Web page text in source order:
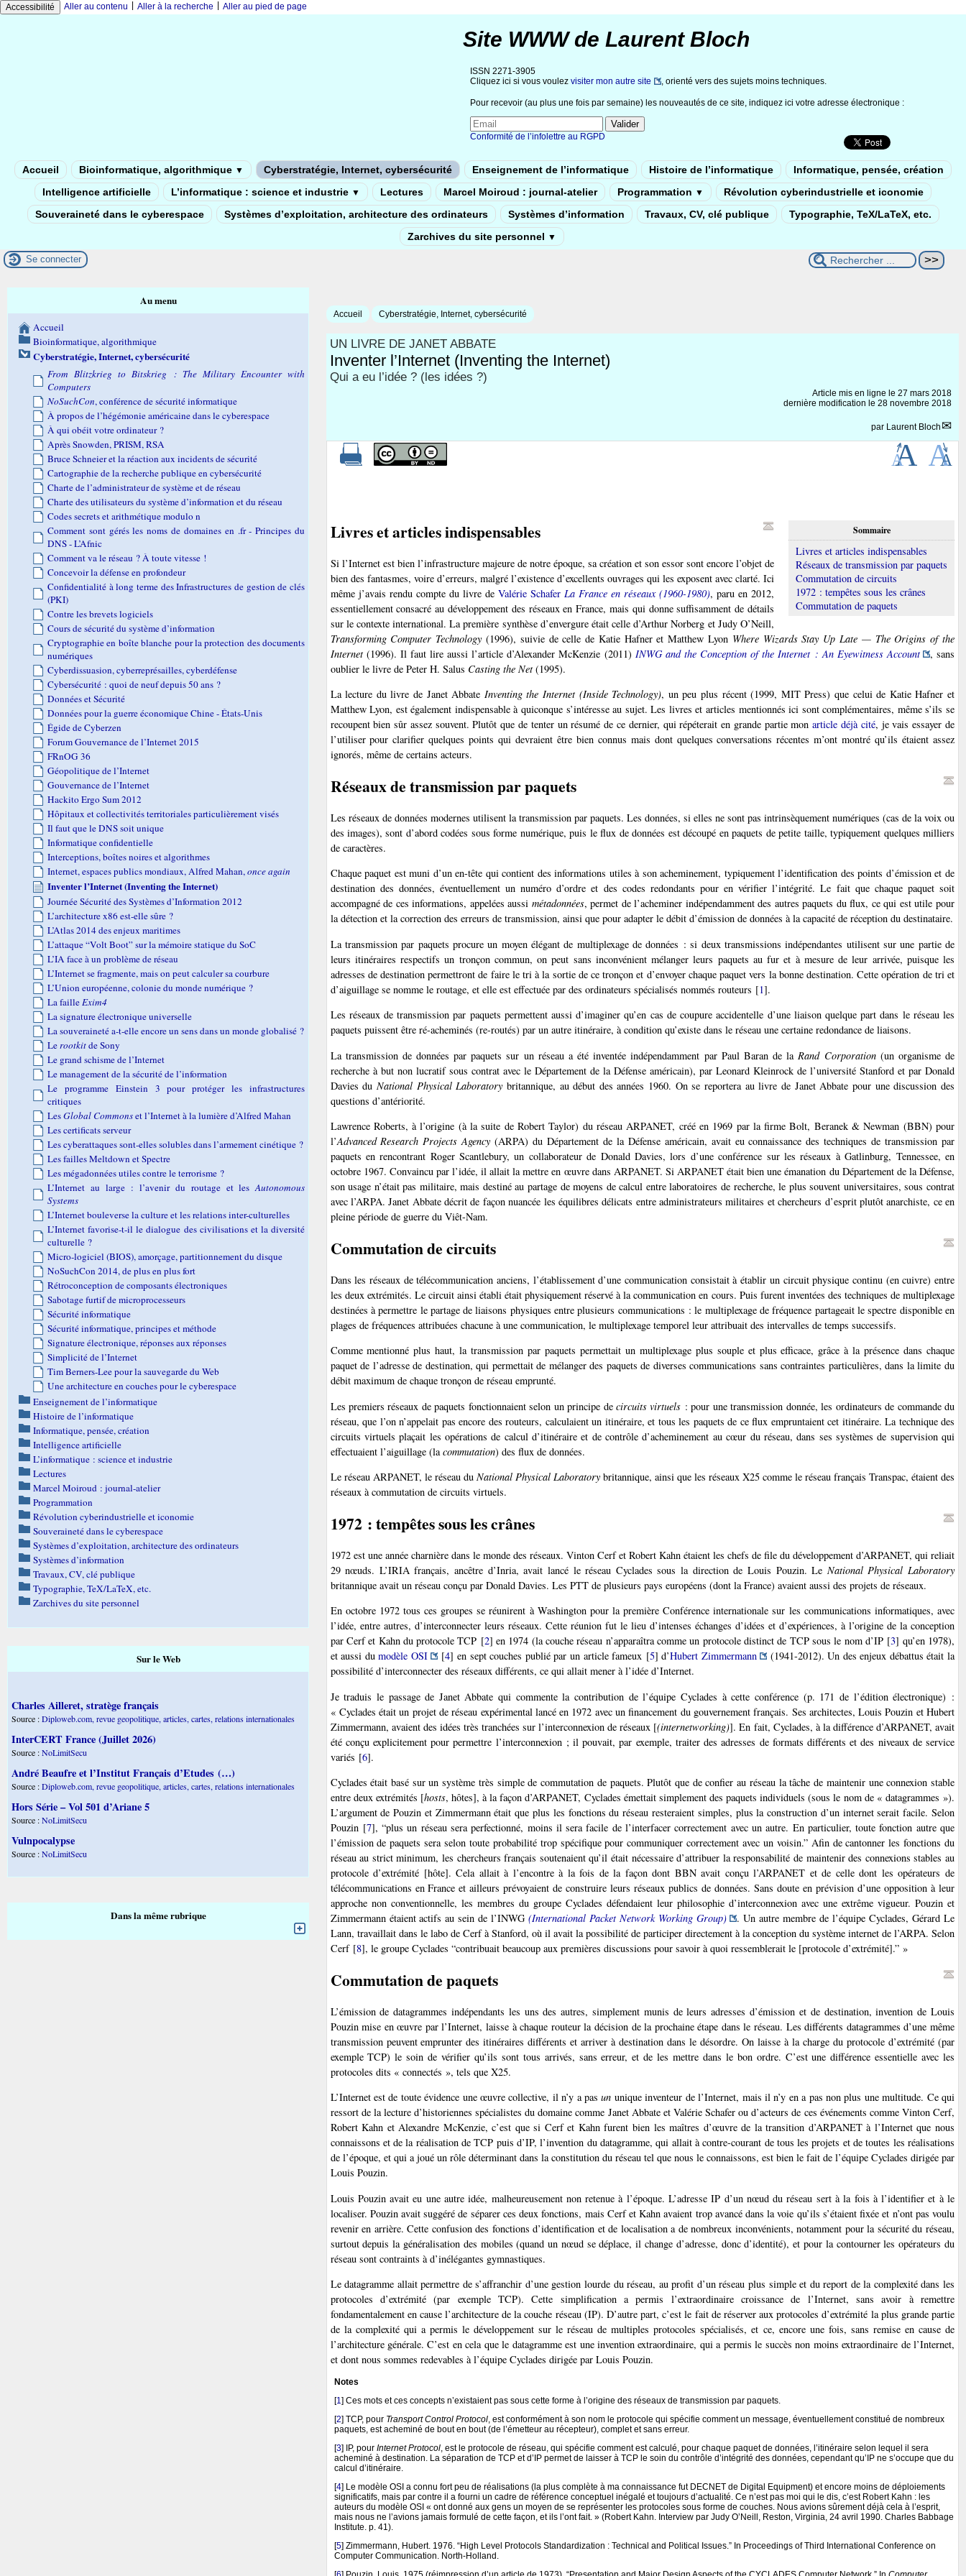
Accessibilité Aller au contenu Aller à la recherche Aller au pied de page
Site WWW de Laurent Bloch
ISSN 2271-3905
Cliquez ici si vous voulez visiter mon autre site , orienté vers des sujets moins techniques.
Pour recevoir (au plus une fois par semaine) les nouveautés de ce site, indiquez ici votre adresse électronique :
Conformité de l’infolettre au RGPD
Accueil Bioinformatique, algorithmique ▼ Cyberstratégie, Internet, cybersécurité Enseignement de l’informatique Histoire de l’informatique
Informatique, pensée, création
Intelligence artificielle
L’informatique : science et industrie ▼ Lectures Marcel Moiroud : journal-atelier Programmation ▼
Révolution cyberindustrielle et iconomie
Souveraineté dans le cyberespace
Systèmes d’exploitation, architecture des ordinateurs Systèmes d’information Travaux, CV, clé publique
Typographie, TeX/LaTeX, etc.
Zarchives du site personnel ▼
Se connecter
Accueil Cyberstratégie, Internet, cybersécurité
UN LIVRE DE JANET ABBATE
Inventer l’Internet (Inventing the Internet)
Qui a eu l’idée ? (les idées ?)
Article mis en ligne le 27 mars 2018
dernière modification le 28 novembre 2018
par Laurent Bloch
Sommaire
Livres et articles indispensables
Réseaux de transmission par paquets
Commutation de circuits
1972 : tempêtes sous les crânes
Commutation de paquets
Livres et articles indispensables
Si l’Internet est bien l’infrastructure majeure de notre époque, sa création et son essor sont encore l’objet de
bien des fantasmes, voire d’erreurs, malgré l’existence d’excellents ouvrages qui les exposent avec clarté. Ici
même j’avais rendu compte du livre de Valérie Schafer La France en réseaux (1960-1980), paru en 2012,
essentiellement consacré au développement des réseaux en France, mais qui donne suffisamment de détails
sur le contexte international. La première synthèse d’envergure était celle d’Arthur Norberg et Judy O’Neill,
Transforming Computer Technology (1996), suivie de celle de Katie Hafner et Matthew Lyon Where Wizards Stay Up Late — The Origins of the
Internet(1996). Il faut lire aussi l’article d’Alexander McKenzie (2011) INWG and the Conception of the Internet : An Eyewitness Account
, sans
oublier le livre de Peter H. Salus Casting the Net(1995).
La lecture du livre de Janet Abbate Inventing the Internet (Inside Technology), un peu plus récent (1999, MIT Press) que celui de Katie Hafner et
Matthew Lyon, est également indispensable à quiconque s’intéresse au sujet. Les livres et articles mentionnés ici sont complémentaires, même s’ils se
recoupent bien sûr assez souvent. Plutôt que de tenter un résumé de ce dernier, qui répéterait en grande partie monarticle déjà cité, je vais essayer de
l’utiliser pour clarifier quelques points qui devraient être bien connus mais dont quelques conversations récentes m’ont montré qu’ils étaient assez
ignorés, même de certains acteurs.
Réseaux de transmission par paquets
Les réseaux de données modernes utilisent la transmission par paquets. Les données, si elles ne sont pas intrinsèquement numériques (cas de la voix ou
des images), sont d’abord codées sous forme numérique, puis le flux de données est découpé en paquets de petite taille, typiquement quelques milliers
de caractères.
Chaque paquet est muni d’un en-tête qui contient des informations utiles à son acheminement, typiquement l’identification des points d’émission et de
destination des données, éventuellement un numéro d’ordre et des codes redondants pour en vérifier l’intégrité. Le fait que chaque paquet soit
accompagné de ces informations, appelées aussi métadonnées, permet de l’acheminer indépendamment des autres paquets du flux, ce qui est utile pour
la détection et la correction des erreurs de transmission, ainsi que pour adapter le débit d’émission de données à la capacité de réception du destinataire.
La transmission par paquets procure un moyen élégant de multiplexage de données : si deux transmissions indépendantes utilisent sur une partie de
leurs itinéraires respectifs un tronçon commun, on peut sans inconvénient mélanger leurs paquets au fur et à mesure de leur arrivée, puisque les
adresses de destination permettront de faire le tri à la sortie de ce tronçon et d’envoyer chaque paquet vers la bonne destination. Cette opération de tri et
d’aiguillage se nomme le routage, et elle est effectuée par des ordinateurs spécialisés nommés routeurs [1].
Les réseaux de transmission par paquets permettent aussi d’imaginer qu’en cas de coupure accidentelle d’une liaison quelque part dans le réseau les
paquets puissent être ré-acheminés (re-routés) par un autre itinéraire, à condition qu’existe dans le réseau une certaine redondance de liaisons.
La transmission de données par paquets sur un réseau a été inventée indépendamment par Paul Baran de la Rand Corporation(un organisme de
recherche à but non lucratif sous contrat avec le Département de la Défense américain), par Leonard Kleinrock de l’université Stanford et par Donald
Davies du National Physical Laboratory britannique, au début des années 1960. On se reportera au livre de Janet Abbate pour une discussion des
questions d’antériorité.
Lawrence Roberts, à l’origine (à la suite de Robert Taylor) du réseau ARPANET, créé en 1969 par la firme Bolt, Beranek & Newman (BBN) pour
l’Advanced Research Projects Agency (ARPA) du Département de la Défense américain, avait eu connaissance des techniques de transmission par
paquets en rencontrant Roger Scantlebury, un collaborateur de Donald Davies, lors d’une conférence sur les réseaux à Gatlinburg, Tennessee, en
octobre 1967. Convaincu par l’idée, il allait la mettre en œuvre dans ARPANET. Si ARPANET était bien une émanation du Département de la Défense,
son usage n’était pas militaire, mais destiné au partage de moyens de calcul entre laboratoires de recherche, le plus souvent universitaires, sous contrat
avec l’ARPA. Janet Abbate décrit de façon nuancée les équilibres délicats entre administrateurs militaires et chercheurs d’esprit plutôt anarchiste, ce en
pleine période de guerre du Viêt-Nam.
Commutation de circuits
Dans les réseaux de télécommunication anciens, l’établissement d’une communication consistait à établir un circuit physique continu (en cuivre) entre
les deux extrémités. Le circuit ainsi établi était physiquement réservé à la communication en cours. Puis furent inventées des techniques de multiplexage
destinées à permettre le partage de liaisons physiques entre plusieurs communications : le multiplexage de fréquence partageait le spectre disponible en
plages de fréquences attribuées chacune à une communication, le multiplexage temporel leur attribuait des intervalles de temps successifs.
Comme mentionné plus haut, la transmission par paquets permettait un multiplexage plus souple et plus efficace, grâce à la présence dans chaque
paquet de l’adresse de destination, qui permettait de mélanger des paquets de diverses communications sans contraintes particulières, dans la limite du
débit maximum de chaque tronçon de réseau emprunté.
Les premiers réseaux de paquets fonctionnaient selon un principe decircuits virtuels : pour une transmission donnée, les ordinateurs de commande du
réseau, que l’on n’appelait pas encore des routeurs, calculaient un itinéraire, et tous les paquets de ce flux empruntaient cet itinéraire. La technique des
circuits virtuels plaçait les opérations de calcul d’itinéraire et de contrôle d’acheminement au cœur du réseau, dans ses systèmes de supervision qui
effectuaient l’aiguillage (la commutation) des flux de données.
Le réseau ARPANET, le réseau du National Physical Laboratorybritannique, ainsi que les réseaux X25 comme le réseau français Transpac, étaient des
réseaux à commutation de circuits virtuels.
1972 : tempêtes sous les crânes
1972 est une année charnière dans le monde des réseaux. Vinton Cerf et Robert Kahn étaient les chefs de file du développement d’ARPANET, qui reliait
29 nœuds. L’IRIA français, ancêtre d’Inria, avait lancé le réseau Cyclades sous la direction de Louis Pouzin. Le National Physical Laboratory
britannique avait un réseau conçu par Donald Davies. Les PTT de plusieurs pays européens (dont la France) avaient aussi des projets de réseaux.
En octobre 1972 tous ces groupes se réunirent à Washington pour la première Conférence internationale sur les communications informatiques, avec
l’idée, entre autres, d’interconnecter leurs réseaux. Cette réunion fut le lieu d’intenses échanges d’idées et d’expériences, à l’origine de la conception
par Cerf et Kahn du protocole TCP [2] en 1974 (la couche réseau n’apparaîtra comme un protocole distinct de TCP sous le nom d’IP [3] qu’en 1978),
et aussi dumodèle OSI [4] en sept couches publié par un article fameux [5] d’Hubert Zimmermann
(1941-2012). Un des enjeux débattus était la
possibilité d’interconnecter des réseaux différents, ce qui allait mener à l’idée d’Internet.
Je traduis le passage de Janet Abbate qui commente la contribution de l’équipe Cyclades à cette conférence (p. 171 de l’édition électronique) :
« Cyclades était un projet de réseau expérimental lancé en 1972 avec un financement du gouvernement français. Ses architectes, Louis Pouzin et Hubert
Zimmermann, avaient des idées très tranchées sur l’interconnexion de réseaux [(internetworking)]. En fait, Cyclades, à la différence d’ARPANET, avait
été conçu explicitement pour permettre l’interconnexion ; il pouvait, par exemple, traiter des adresses de formats différents et des niveaux de service
variés [6].
Cyclades était basé sur un système très simple de commutation de paquets. Plutôt que de confier au réseau la tâche de maintenir une connexion stable
entre deux extrémités [hosts, hôtes], à la façon d’ARPANET, Cyclades émettait simplement des paquets individuels (sous le nom de « datagrammes »).
L’argument de Pouzin et Zimmermann était que plus les fonctions du réseau resteraient simples, plus la construction d’un internet serait facile. Selon
Pouzin[7], “plus un réseau sera perfectionné, moins il sera facile de l’interfacer correctement avec un autre. En particulier, toute fonction autre que
l’émission de paquets sera selon toute probabilité trop spécifique pour communiquer correctement avec un voisin.” Afin de cantonner les fonctions du
réseau au strict minimum, les chercheurs français soutenaient qu’il était nécessaire d’attribuer la responsabilité de maintenir des connexions stables au
protocole d’extrémité [hôte]. Cela allait à l’encontre à la fois de la façon dont BBN avait conçu l’ARPANET et de celle dont les opérateurs de
télécommunications en France et ailleurs prévoyaient de construire leurs réseaux publics de données. Sans doute en prévision d’une opposition à leur
approche non conventionnelle, les membres du groupe Cyclades défendaient leur philosophie d’interconnexion avec une extrême vigueur. Pouzin et
Zimmermann étaient actifs au sein de l’INWG(International Packet Network Working Group)
. Un autre membre de l’équipe Cyclades, Gérard Le
Lann, travaillait dans le labo de Cerf à Stanford, où il avait la possibilité de participer directement à la conception du système internet de l’ARPA. Selon
Cerf[8], le groupe Cyclades “contribuait beaucoup aux premières discussions pour savoir à quoi ressemblerait le [protocole d’extrémité].” »
Commutation de paquets
L’émission de datagrammes indépendants les uns des autres, simplement munis de leurs adresses d’émission et de destination, invention de Louis
Pouzin mise en œuvre par l’Internet, laisse à chaque routeur la décision de la prochaine étape dans le réseau. Les différents datagrammes d’une même
transmission peuvent emprunter des itinéraires différents et arriver à destination dans le désordre. On laisse à la charge du protocole d’extrémité (par
exemple TCP) le soin de vérifier qu’ils sont tous arrivés, sans erreur, et de les mettre dans le bon ordre. C’est une différence essentielle avec les
protocoles dits « connectés », tels que X25.
L’Internet est de toute évidence une œuvre collective, il n’y a pasun unique inventeur de l’Internet, mais il n’y en a pas non plus une multitude. Ce qui
ressort de la lecture d’historiennes spécialistes du domaine comme Janet Abbate et Valérie Schafer ou d’acteurs de ces événements comme Vinton Cerf,
Robert Kahn et Alexandre McKenzie, c’est que si Cerf et Kahn furent bien les maîtres d’œuvre de la transition d’ARPANET à l’Internet que nous
connaissons et de la réalisation de TCP puis d’IP, l’invention du datagramme, qui allait à contre-courant de tous les projets et de toutes les réalisations
de l’époque, et qui a joué un rôle déterminant dans la constitution du réseau tel que nous le connaissons, est bien le fait de l’équipe Cyclades dirigée par
Louis Pouzin.
Louis Pouzin avait eu une autre idée, malheureusement non retenue à l’époque. L’adresse IP d’un nœud du réseau sert à la fois à l’identifier et à le
localiser. Pouzin avait suggéré de séparer ces deux fonctions, mais Cerf et Kahn avaient trop avancé dans la voie qu’ils s’étaient fixée et n’ont pas voulu
revenir en arrière. Cette confusion des fonctions d’identification et de localisation a de nombreux inconvénients, notamment pour la sécurité du réseau,
surtout depuis la généralisation des mobiles (quand un nœud se déplace, il change d’adresse, donc d’identité), et pour la contourner les opérateurs du
réseau sont contraints à d’inélégantes gymnastiques.
Le datagramme allait permettre de s’affranchir d’une gestion lourde du réseau, au profit d’un réseau plus simple et du report de la complexité dans les
protocoles d’extrémité (par exemple TCP). Cette simplification a permis l’extraordinaire croissance de l’Internet, sans avoir à remettre
fondamentalement en cause l’architecture de la couche réseau (IP). D’autre part, c’est le fait de réserver aux protocoles d’extrémité la plus grande partie
de la complexité qui a permis le développement sur le réseau de multiples protocoles spécialisés, et ce, encore une fois, sans remise en cause de
l’architecture générale. C’est en cela que le datagramme est une invention extraordinaire, qui a permis le succès non moins extraordinaire de l’Internet,
et dont nous sommes redevables à l’équipe Cyclades dirigée par Louis Pouzin.
Notes
[1] Ces mots et ces concepts n’existaient pas sous cette forme à l’origine des réseaux de transmission par paquets.
[2] TCP, pour Transport Control Protocol, est conformément à son nom le protocole qui spécifie comment un message, éventuellement constitué de nombreux
paquets, est acheminé de bout en bout (de l’émetteur au récepteur), complet et sans erreur.
[3] IP, pour Internet Protocol, est le protocole de réseau, qui spécifie comment est calculé, pour chaque paquet de données, l’itinéraire selon lequel il sera
acheminé à destination. La séparation de TCP et d’IP permet de laisser à TCP le soin du contrôle d’intégrité des données, cependant qu’IP ne s’occupe que du
calcul d’itinéraire.
[4] Le modèle OSI a connu fort peu de réalisations (la plus complète à ma connaissance fut DECNET de Digital Equipment) et encore moins de déploiements
significatifs, mais par contre il a fourni un cadre de référence conceptuel inégalé et toujours d’actualité. Ce n’est pas moi qui le dis, c’est Robert Kahn : les
auteurs du modèle OSI « ont donné aux gens un moyen de se représenter les protocoles sous forme de couches. Nous avions sûrement déjà cela à l’esprit,
mais nous ne l’avions jamais formulé de cette façon, et ils l’ont fait. » (Robert Kahn. Interview par Judy O’Neill, Reston, Virginia, 24 avril 1990. Charles Babbage
Institute. p. 41).
[5] Zimmermann, Hubert. 1976. “High Level Protocols Standardization : Technical and Political Issues.” In Proceedings of Third International Conference on
Computer Communication. North-Holland.
Au menu
Accueil
Bioinformatique, algorithmique
Cyberstratégie, Internet, cybersécurité
From Blitzkrieg to Bitskrieg : The Military Encounter with
Computers
NoSuchCon, conférence de sécurité informatique
À propos de l’hégémonie américaine dans le cyberespace
À qui obéit votre ordinateur ?
Après Snowden, PRISM, RSA
Bruce Schneier et la réaction aux incidents de sécurité
Cartographie de la recherche publique en cybersécurité
Charte de l’administrateur de système et de réseau
Charte des utilisateurs du système d’information et du réseau
Codes secrets et arithmétique modulo n
Comment sont gérés les noms de domaines en .fr - Principes du
DNS - L’Afnic
Comment va le réseau ? À toute vitesse !
Concevoir la défense en profondeur
Confidentialité à long terme des Infrastructures de gestion de clés
(PKI)
Contre les brevets logiciels
Cours de sécurité du système d’information
Cryptographie en boîte blanche pour la protection des documents
numériques
Cyberdissuasion, cyberreprésailles, cyberdéfense
Cybersécurité : quoi de neuf depuis 50 ans ?
Données et Sécurité
Données pour la guerre économique Chine - États-Unis
Égide de Cyberzen
Forum Gouvernance de l’Internet 2015
FRnOG 36
Géopolitique de l’Internet
Gouvernance de l’Internet
Hackito Ergo Sum 2012
Hôpitaux et collectivités territoriales particulièrement visés
Il faut que le DNS soit unique
Informatique confidentielle
Interceptions, boîtes noires et algorithmes
Internet, espaces publics mondiaux, Alfred Mahan,once again
Inventer l’Internet (Inventing the Internet)
Journée Sécurité des Systèmes d’Information 2012
L’architecture x86 est-elle sûre ?
L’Atlas 2014 des enjeux maritimes
L’attaque “Volt Boot” sur la mémoire statique du SoC
L’IA face à un problème de réseau
L’Internet se fragmente, mais on peut calculer sa courbure
L’Union européenne, colonie du monde numérique ?
La failleExim4
La signature électronique universelle
La souveraineté a-t-elle encore un sens dans un monde globalisé ?
Lerootkitde Sony
Le grand schisme de l’Internet
Le management de la sécurité de l’information
Le programme Einstein 3 pour protéger les infrastructures
critiques
LesGlobal Commonset l’Internet à la lumière d’Alfred Mahan
Les certificats serveur
Les cyberattaques sont-elles solubles dans l’armement cinétique ?
Les failles Meltdown et Spectre
Les mégadonnées utiles contre le terrorisme ?
L’Internet au large : l’avenir du routage et lesAutonomous
Systems
L’Internet bouleverse la culture et les relations inter-culturelles
L’Internet favorise-t-il le dialogue des civilisations et la diversité
culturelle ?
Micro-logiciel (BIOS), amorçage, partitionnement du disque
NoSuchCon 2014, de plus en plus fort
Rétroconception de composants électroniques
Sabotage furtif de microprocesseurs
Sécurité informatique
Sécurité informatique, principes et méthode
Signature électronique, réponses aux réponses
Simplicité de l’Internet
Tim Berners-Lee pour la sauvegarde du Web
Une architecture en couches pour le cyberespace
Enseignement de l’informatique
Histoire de l’informatique
Informatique, pensée, création
Intelligence artificielle
L’informatique : science et industrie
Lectures
Marcel Moiroud : journal-atelier
Programmation
Révolution cyberindustrielle et iconomie
Souveraineté dans le cyberespace
Systèmes d’exploitation, architecture des ordinateurs
Systèmes d’information
Travaux, CV, clé publique
Typographie, TeX/LaTeX, etc.
Zarchives du site personnel
Sur le Web
Charles Ailleret, stratège français
Source :Diploweb.com, revue geopolitique, articles, cartes, relations internationales
InterCERT France (Juillet 2026)
Source :NoLimitSecu
André Beaufre et l’Institut Français d’Etudes (…)
Source :Diploweb.com, revue geopolitique, articles, cartes, relations internationales
Hors Série – Vol 501 d’Ariane 5
Source :NoLimitSecu
Vulnpocalypse
Source :NoLimitSecu
Dans la même rubrique